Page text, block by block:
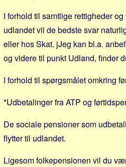
I forhold til samtlige rettigheder
udlandet vil de bedste svar
eller hos Skat. jJeg kan bl.a.
og videre til punkt Udland, finder
I forhold til spørgsmålet omkring
*Udbetalinger fra ATP og
De sociale pensioner som
flytter til udlandet.
Ligesom folkepensionen vil du